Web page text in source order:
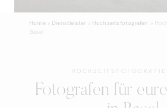
Home Dienstleister Hochzeitsfotografen
Basel
Fotografen für